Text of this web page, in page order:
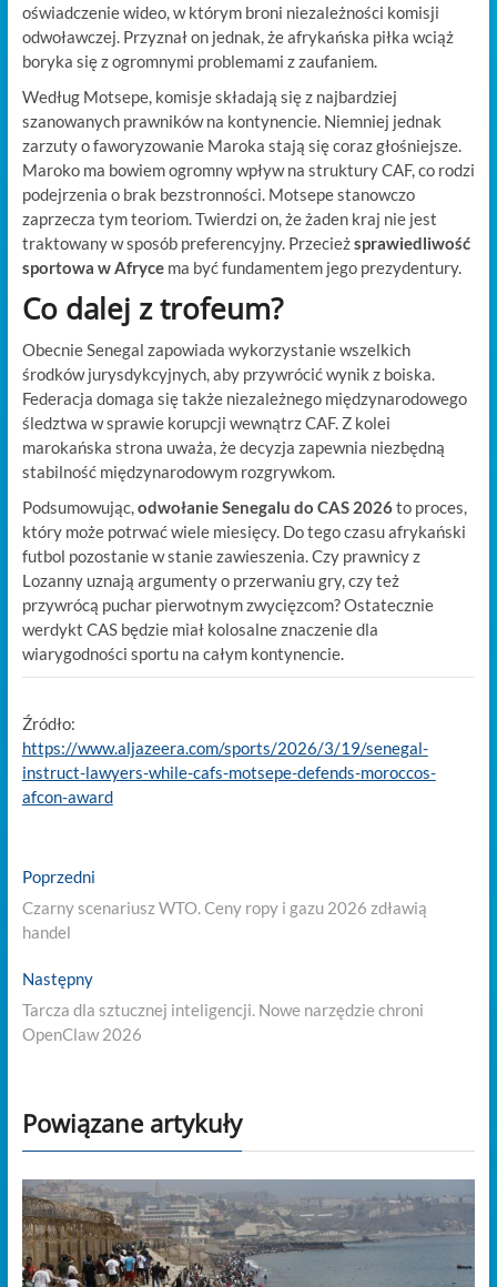
oświadczenie wideo, w którym broni niezależności komisji
odwoławczej. Przyznał on jednak, że afrykańska piłka wciąż
boryka się z ogromnymi problemami z zaufaniem.
Według Motsepe, komisje składają się z najbardziej
szanowanych prawników na kontynencie. Niemniej jednak
zarzuty o faworyzowanie Maroka stają się coraz głośniejsze.
Maroko ma bowiem ogromny wpływ na struktury CAF, co rodzi
podejrzenia o brak bezstronności. Motsepe stanowczo
zaprzecza tym teoriom. Twierdzi on, że żaden kraj nie jest
traktowany w sposób preferencyjny. Przecieżsprawiedliwość
sportowa w Afrycema być fundamentem jego prezydentury.
Co dalej z trofeum?
Obecnie Senegal zapowiada wykorzystanie wszelkich
środków jurysdykcyjnych, aby przywrócić wynik z boiska.
Federacja domaga się także niezależnego międzynarodowego
śledztwa w sprawie korupcji wewnątrz CAF. Z kolei
marokańska strona uważa, że decyzja zapewnia niezbędną
stabilność międzynarodowym rozgrywkom.
Podsumowując,odwołanie Senegalu do CAS 2026to proces,
który może potrwać wiele miesięcy. Do tego czasu afrykański
futbol pozostanie w stanie zawieszenia. Czy prawnicy z
Lozanny uznają argumenty o przerwaniu gry, czy też
przywrócą puchar pierwotnym zwycięzcom? Ostatecznie
werdykt CAS będzie miał kolosalne znaczenie dla
wiarygodności sportu na całym kontynencie.
Źródło:
https://www.aljazeera.com/sports/2026/3/19/senegal-
instruct-lawyers-while-cafs-motsepe-defends-moroccos-
afcon-award
Nawigacja
wpisu
PoprzedniPrevious
post:
Czarny scenariusz WTO. Ceny ropy i gazu 2026 zdławią
handel
NastępnyNext
post:
Tarcza dla sztucznej inteligencji. Nowe narzędzie chroni
OpenClaw 2026
Powiązane artykuły